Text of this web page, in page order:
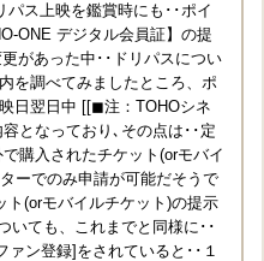
ス上映を鑑賞時にも･･ポイ
ONE デジタル会員証】の提
があった中･･ドリパスについ
を調べてみましたところ、ポ
日翌日中 [[◼注：TOHOシネ
となっており､その点は･･定
購入されたチケット(orモバイ
ーでのみ申請が可能だそうで
ト(orモバイルチケット)の提示
ても、これまでと同様に･･
ン登録]をされていると･･１